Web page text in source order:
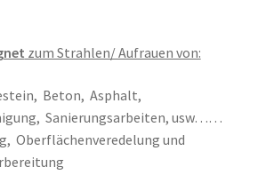
zum Strahlen/ Aufrauen von:
Beton, Asphalt,
Sanierungsarbeiten, usw……
Oberflächenveredelung und